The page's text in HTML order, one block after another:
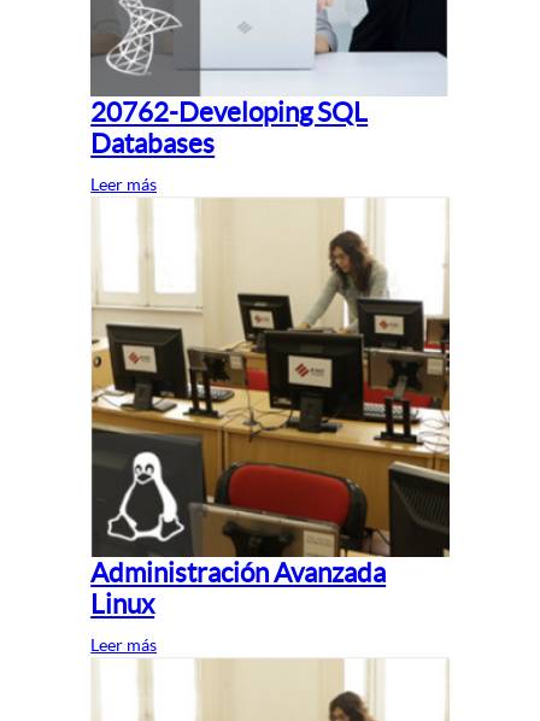
20762-Developing SQL
Databases
Leer más
Administración Avanzada
Linux
Leer más